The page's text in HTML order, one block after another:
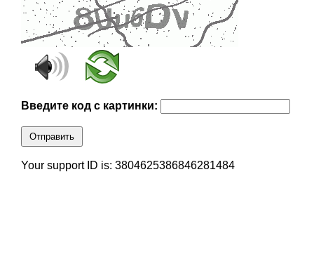
Введите код с картинки:
Отправить
Your support ID is: 3804625386846281484